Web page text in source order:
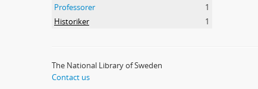
Professorer
1
Historiker
1
The National Library of Sweden
Contact us